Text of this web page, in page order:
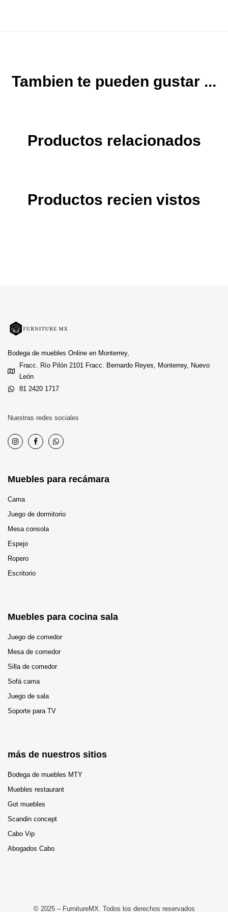
Tambien te pueden gustar ...
Productos relacionados
Productos recien vistos
Bodega de muebles Online en Monterrey,
Fracc. Río Pilón 2101 Fracc. Bernardo Reyes, Monterrey, Nuevo
León
81 2420 1717
Nuestras redes sociales
Muebles para recámara
Cama
Juego de dormitorio
Mesa consola
Espejo
Ropero
Escritorio
Muebles para cocina sala
Juego de comedor
Mesa de comedor
Silla de comedor
Sofá cama
Juego de sala
Soporte para TV
más de nuestros sitios
Bodega de muebles MTY
Muebles restaurant
Got muebles
Scandin concept
Cabo Vip
Abogados Cabo
© 2025 – FurnitureMX. Todos los derechos reservados